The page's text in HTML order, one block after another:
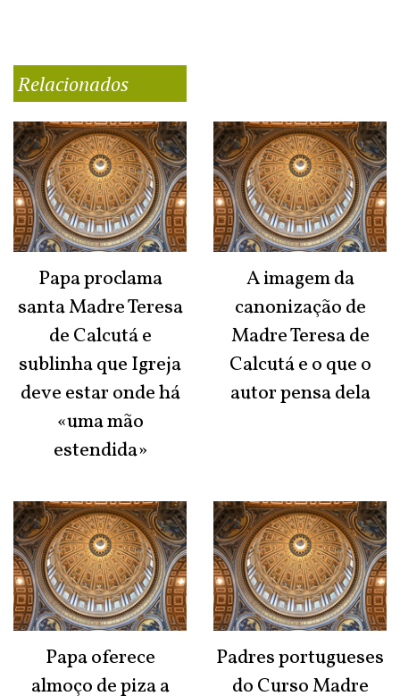
Relacionados
Papa proclama
santa Madre Teresa
de Calcutá e
sublinha que Igreja
deve estar onde há
«uma mão
estendida»
A imagem da
canonização de
Madre Teresa de
Calcutá e o que o
autor pensa dela
Papa oferece
almoço de piza a
Padres portugueses
do Curso Madre